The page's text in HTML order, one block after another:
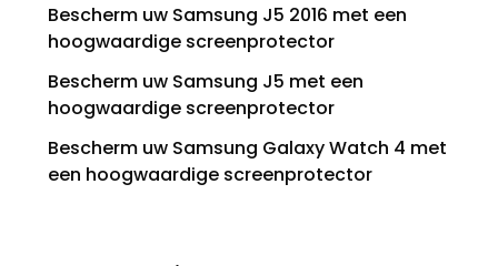
Bescherm uw Samsung J5 2016 met een
hoogwaardige screenprotector
Bescherm uw Samsung J5 met een
hoogwaardige screenprotector
Bescherm uw Samsung Galaxy Watch 4 met
een hoogwaardige screenprotector